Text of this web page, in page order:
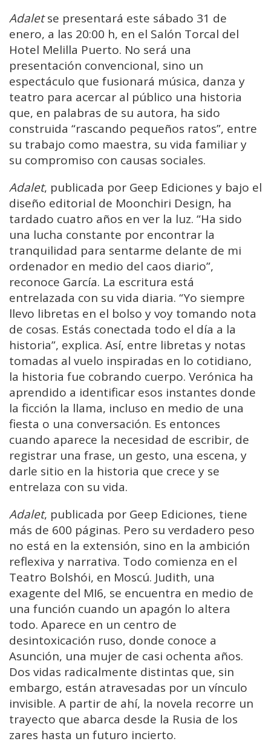
Adaletse presentará este sábado 31 de
enero, a las 20:00 h, en el Salón Torcal del
Hotel Melilla Puerto. No será una
presentación convencional, sino un
espectáculo que fusionará música, danza y
teatro para acercar al público una historia
que, en palabras de su autora, ha sido
construida “rascando pequeños ratos”, entre
su trabajo como maestra, su vida familiar y
su compromiso con causas sociales.
Adalet, publicada por Geep Ediciones y bajo el
diseño editorial de Moonchiri Design, ha
tardado cuatro años en ver la luz. “Ha sido
una lucha constante por encontrar la
tranquilidad para sentarme delante de mi
ordenador en medio del caos diario”,
reconoce García. La escritura está
entrelazada con su vida diaria. “Yo siempre
llevo libretas en el bolso y voy tomando nota
de cosas. Estás conectada todo el día a la
historia”, explica. Así, entre libretas y notas
tomadas al vuelo inspiradas en lo cotidiano,
la historia fue cobrando cuerpo. Verónica ha
aprendido a identificar esos instantes donde
la ficción la llama, incluso en medio de una
fiesta o una conversación. Es entonces
cuando aparece la necesidad de escribir, de
registrar una frase, un gesto, una escena, y
darle sitio en la historia que crece y se
entrelaza con su vida.
Adalet, publicada por Geep Ediciones, tiene
más de 600 páginas. Pero su verdadero peso
no está en la extensión, sino en la ambición
reflexiva y narrativa. Todo comienza en el
Teatro Bolshói, en Moscú. Judith, una
exagente del MI6, se encuentra en medio de
una función cuando un apagón lo altera
todo. Aparece en un centro de
desintoxicación ruso, donde conoce a
Asunción, una mujer de casi ochenta años.
Dos vidas radicalmente distintas que, sin
embargo, están atravesadas por un vínculo
invisible. A partir de ahí, la novela recorre un
trayecto que abarca desde la Rusia de los
zares hasta un futuro incierto.